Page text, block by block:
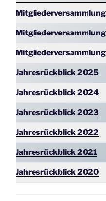
Mitgliederversammlung
Jahresrückblick 2025
Jahresrückblick 2024
Jahresrückblick 2023
Jahresrückblick 2022
Jahresrückblick 2021
Jahresrückblick 2020